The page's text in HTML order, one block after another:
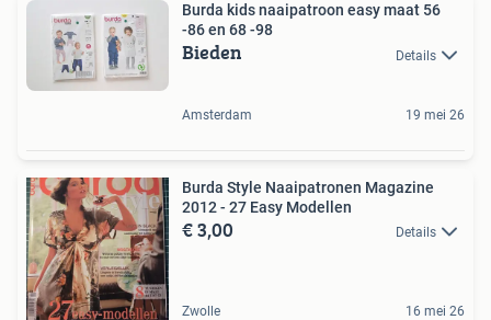
Burda kids naaipatroon easy maat 56
-86 en 68 -98
Bieden Details
Amsterdam 19 mei 26
Burda Style Naaipatronen Magazine
2012 - 27 Easy Modellen
€ 3,00 Details
Zwolle 16 mei 26